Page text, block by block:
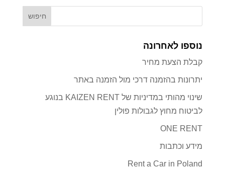
נוספו לאחרונה
קבלת הצעת מחיר
יתרונות בהזמנה דרכי מול הזמנה באתר
שינוי מהותי במדיניות של KAIZEN RENT בנוגע
לביטוח מחוץ לגבולות פולין
ONE RENT
מידע וכתבות
Rent a Car in Poland